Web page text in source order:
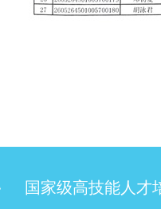
国家级高技能人才